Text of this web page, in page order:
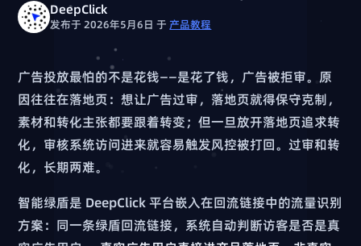
DeepClick
发布于 2026年5月6日于 产品教程
广告投放最怕的不是花钱——是花了钱，广告被拒审。原
因往往在落地页：想让广告过审，落地页就得保守克制，
素材和转化主张都要跟着转变；但一旦放开落地页追求转
化，审核系统访问进来就容易触发风控被打回。过审和转
化，长期两难。
智能绿盾是 DeepClick 平台嵌入在回流链接中的流量识别
方案：同一条绿盾回流链接，系统自动判断访客是否是真